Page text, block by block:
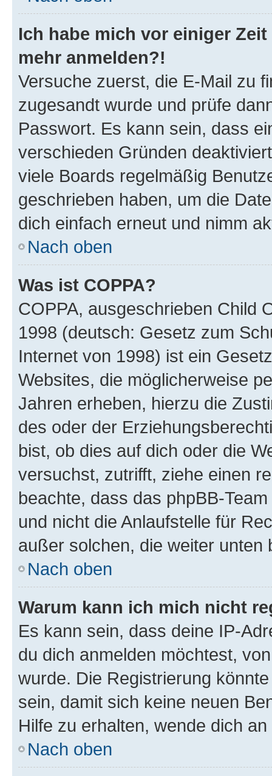
Ich habe mich vor einiger
mehr anmelden?!
Versuche zuerst, die E-Mail zu
zugesandt wurde und prüfe
Passwort. Es kann sein, dass
verschieden Gründen
viele Boards regelmäßig
geschrieben haben, um die
dich einfach erneut und nimm
Nach oben
Was ist COPPA?
COPPA, ausgeschrieben Child
1998 (deutsch: Gesetz zum
Internet von 1998) ist ein
Websites, die möglicherweise
Jahren erheben, hierzu die
des oder der
bist, ob dies auf dich oder die
versuchst, zutrifft, ziehe einen
beachte, dass das phpBB-
und nicht die Anlaufstelle für
außer solchen, die weiter unten
Nach oben
Warum kann ich mich nicht
Es kann sein, dass deine IP-
du dich anmelden möchtest,
wurde. Die Registrierung
sein, damit sich keine neuen
Hilfe zu erhalten, wende dich
Nach oben